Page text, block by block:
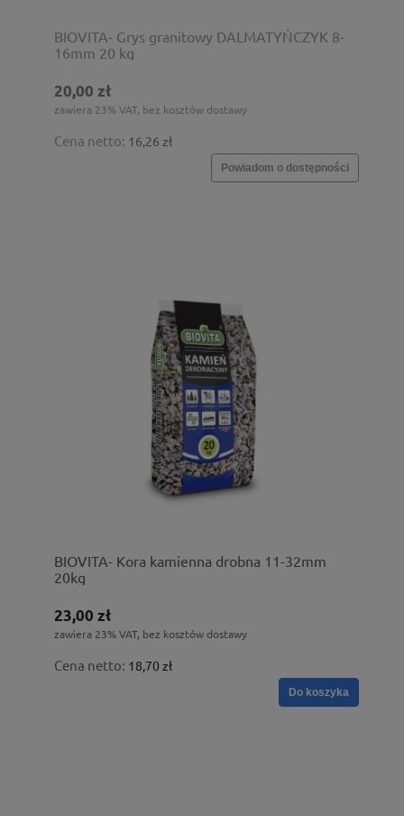
BIOVITA- Grys granitowy DALMATYŃCZYK 8-
16mm 20 kg
20,00 zł
zawiera 23% VAT, bez kosztów dostawy
Cena netto: 16,26 zł
Powiadom o dostępności
BIOVITA- Kora kamienna drobna 11-32mm
20kg
23,00 zł
zawiera 23% VAT, bez kosztów dostawy
Cena netto: 18,70 zł
Do koszyka